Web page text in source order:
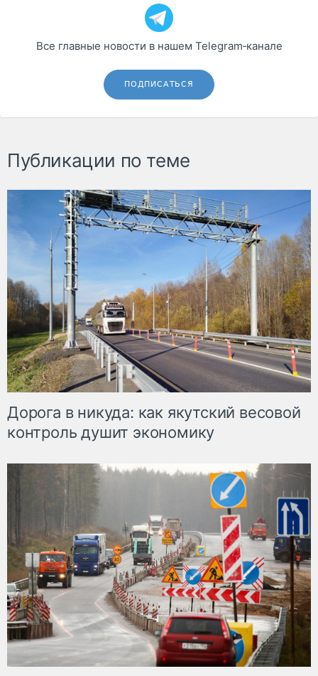
Все главные новости в нашем Telegram‑канале
ПОДПИСАТЬСЯ
Публикации по теме
Дорога в никуда: как якутский весовой
контроль душит экономику